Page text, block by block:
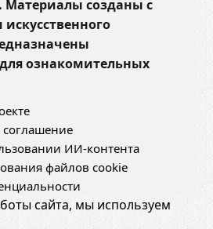
Материалы созданы с
ознакомительных
соглашение
ИИ-контента
файлов cookie
сайта, мы используем